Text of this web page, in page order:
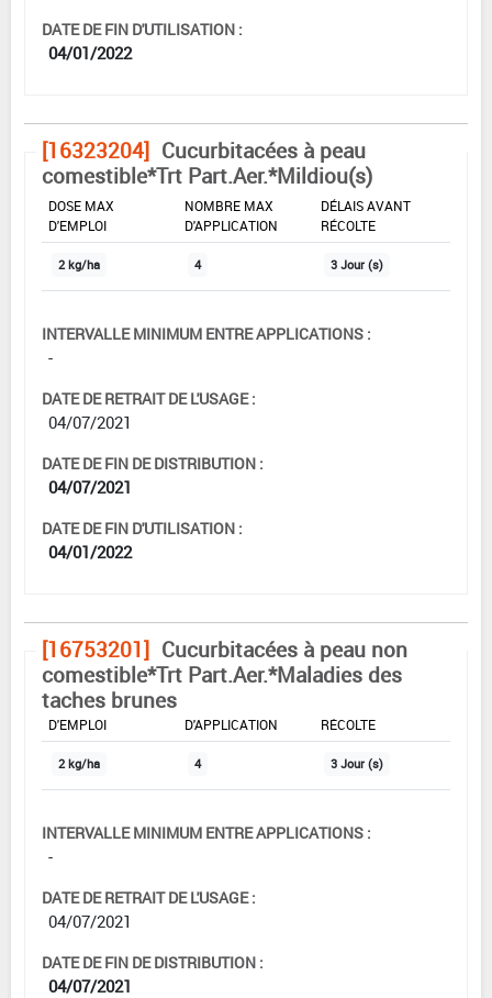
DATE DE FIN D'UTILISATION :
04/01/2022
[16323204] Cucurbitacées à peau
comestible*Trt Part.Aer.*Mildiou(s)
DOSE MAX
D'EMPLOI
NOMBRE MAX
D'APPLICATION
DÉLAIS AVANT
RÉCOLTE
2 kg/ha 4 3 Jour (s)
INTERVALLE MINIMUM ENTRE APPLICATIONS :
-
DATE DE RETRAIT DE L'USAGE :
04/07/2021
DATE DE FIN DE DISTRIBUTION :
04/07/2021
DATE DE FIN D'UTILISATION :
04/01/2022
[16753201] Cucurbitacées à peau non
comestible*Trt Part.Aer.*Maladies des
taches brunes
DOSE MAX
D'EMPLOI
D'APPLICATION
RÉCOLTE
2 kg/ha 4 3 Jour (s)
INTERVALLE MINIMUM ENTRE APPLICATIONS :
-
DATE DE RETRAIT DE L'USAGE :
04/07/2021
DATE DE FIN DE DISTRIBUTION :
04/07/2021